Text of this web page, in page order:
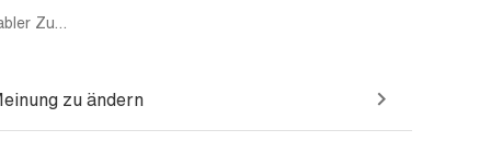
Mono sim | 256GB | Blau | Akzeptabler Zustand
zu ändern